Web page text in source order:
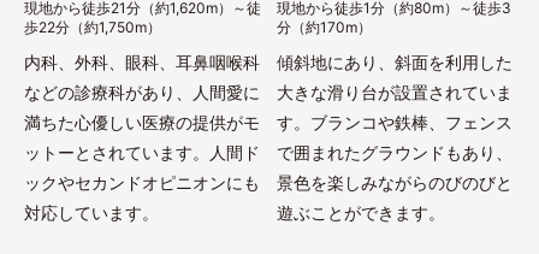
現地から徒歩21分（約1,620m）～徒
歩22分（約1,750m）
内科、外科、眼科、耳鼻咽喉科
などの診療科があり、人間愛に
満ちた心優しい医療の提供がモ
ットーとされています。人間ド
ックやセカンドオピニオンにも
対応しています。
現地から徒歩1分（約80m）～徒歩3
分（約170m）
傾斜地にあり、斜面を利用した
大きな滑り台が設置されていま
す。ブランコや鉄棒、フェンス
で囲まれたグラウンドもあり、
景色を楽しみながらのびのびと
遊ぶことができます。